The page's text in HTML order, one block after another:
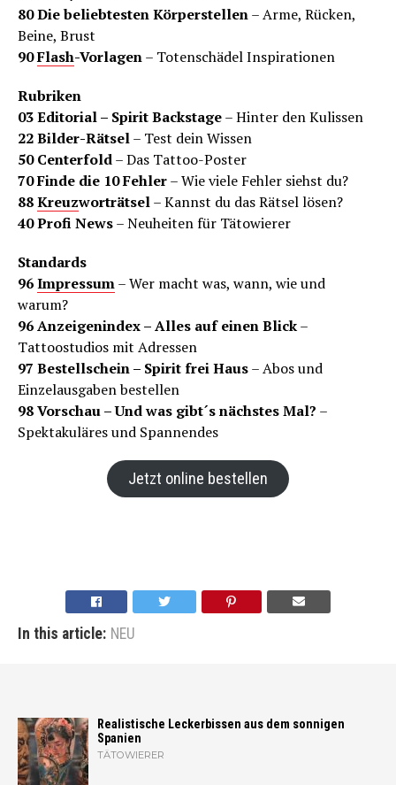
80 Die beliebtesten Körperstellen– Arme, Rücken,
Beine, Brust
90Flash-Vorlagen– Totenschädel Inspirationen
Rubriken
03 Editorial – Spirit Backstage– Hinter den Kulissen
22 Bilder-Rätsel– Test dein Wissen
50 Centerfold– Das Tattoo-Poster
70 Finde die 10 Fehler– Wie viele Fehler siehst du?
88Kreuzworträtsel– Kannst du das Rätsel lösen?
40 Profi News– Neuheiten für Tätowierer
Standards
96Impressum– Wer macht was, wann, wie und
warum?
96 Anzeigenindex – Alles auf einen Blick–
Tattoostudios mit Adressen
97 Bestellschein – Spirit frei Haus– Abos und
Einzelausgaben bestellen
98 Vorschau – Und was gibt´s nächstes Mal? –
Spektakuläres und Spannendes
Jetzt online bestellen
In this article: NEU
Realistische Leckerbissen aus dem sonnigen
Spanien
TÄTOWIERER